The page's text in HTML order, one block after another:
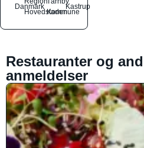
Danmark
Hovedstaden
Kommune
Kastrup
Restauranter og
anmeldelser